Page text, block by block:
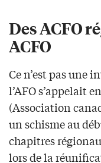
Des ACFO
ACFO
Ce n’est pas une
l’AFO s’appelait
(Association
un schisme au
chapitres
lors de la